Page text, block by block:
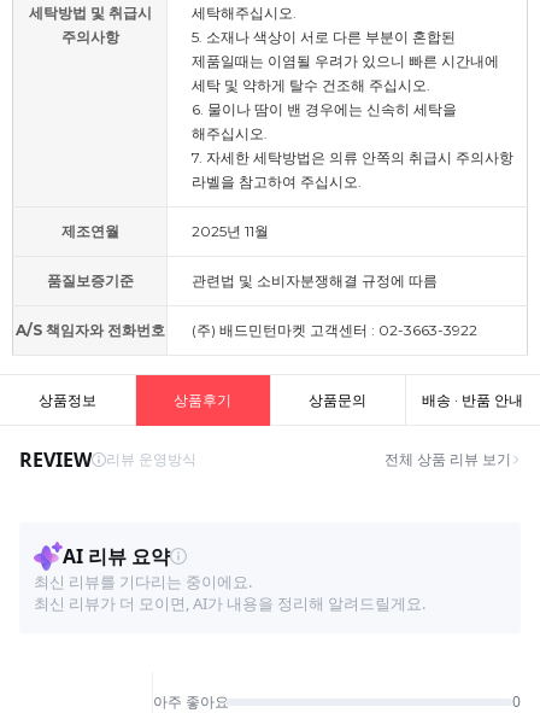
세탁방법 및 취급시
주의사항
세탁해주십시오.
5. 소재나 색상이 서로 다른 부분이 혼합된
제품일때는 이염될 우려가 있으니 빠른 시간내에
세탁 및 약하게 탈수 건조해 주십시오.
6. 물이나 땀이 밴 경우에는 신속히 세탁을
해주십시오.
7. 자세한 세탁방법은 의류 안쪽의 취급시 주의사항
라벨을 참고하여 주십시오.
제조연월 2025년 11월
품질보증기준 관련법 및 소비자분쟁해결 규정에 따름
A/S 책임자와 전화번호 (주) 배드민턴마켓 고객센터 : 02-3663-3922
상품정보 상품후기 상품문의 배송 · 반품 안내